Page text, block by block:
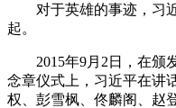
对于英雄的事迹，习近
起。
2015年9月2日，在颁发
念章仪式上，习近平在讲
权、彭雪枫、佟麟阁、赵